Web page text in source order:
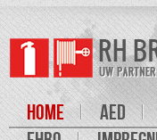
HOME AED